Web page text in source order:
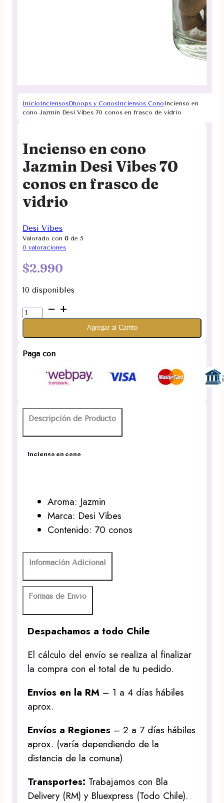
InicioInciensosDhoops y ConosInciensos ConoIncienso en
cono Jazmin Desi Vibes 70 conos en frasco de vidrio
Incienso en cono
Jazmin Desi Vibes 70
conos en frasco de
vidrio
Desi Vibes
Valorado con0 de 5
0 valoraciones
$2.990
10 disponibles
Incienso
en
Desi
frasco
de
Agregar al Carrito
Paga con
Descripción de Producto
Incienso en cono
Aroma: Jazmin
Marca: Desi Vibes
Contenido: 70 conos
Información Adicional
Formas de Envío
Despachamos a todo Chile
El cálculo del envío se realiza al finalizar
la compra con el total de tu pedido.
Envíos en la RM – 1 a 4 días hábiles
aprox.
Envíos a Regiones – 2 a 7 días hábiles
aprox. (varía dependiendo de la
distancia de la comuna)
Transportes: Trabajamos con Bla
Delivery (RM) y Bluexpress (Todo Chile).